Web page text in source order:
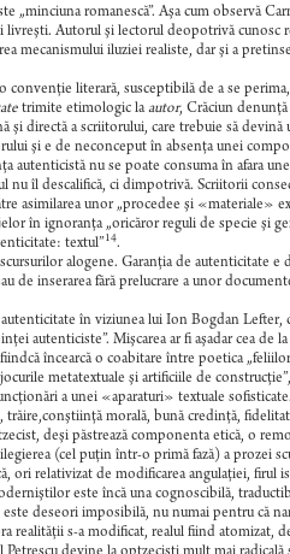
romanescă”. Aşa cum observă
livreşti. Autorul şi lectorul deopotrivă cunosc
mecanismului iluziei realiste, dar şi a
literară, susceptibilă de a se
trimite etimologic la autor, Crăciun
directă a scriitorului, care trebuie să devină
şi e de neconceput în absenţa unei
autenticistă nu se poate consuma în afara
nu îl descalifică, ci dimpotrivă. Scriitorii
asimilarea unor „procedee şi «materiale»
în ignoranţa „oricăror reguli de specie şi
textul”14.
alogene. Garanţia de autenticitate e
de inserarea fără prelucrare a unor
în viziunea lui Ion Bogdan Lefter,
autenticiste”. Mişcarea ar fi aşadar cea de
încearcă o coabitare între poetica
metatextuale şi artificiile de
a unei «aparaturi» textuale sofisticate.
morală, bună credinţă,
deşi păstrează componenta etică, o
(cel puţin într-o primă fază) a prozei
ori relativizat de modificarea angulaţiei, firul
este încă una cognoscibilă,
deseori imposibilă, nu numai pentru că
realităţii s-a modificat, realul fiind atomizat,